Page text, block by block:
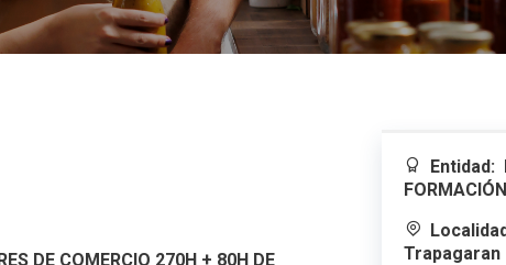
DE COMERCIO 270H + 80H DE
Entidad:
FORMACIÓN
Trapagaran